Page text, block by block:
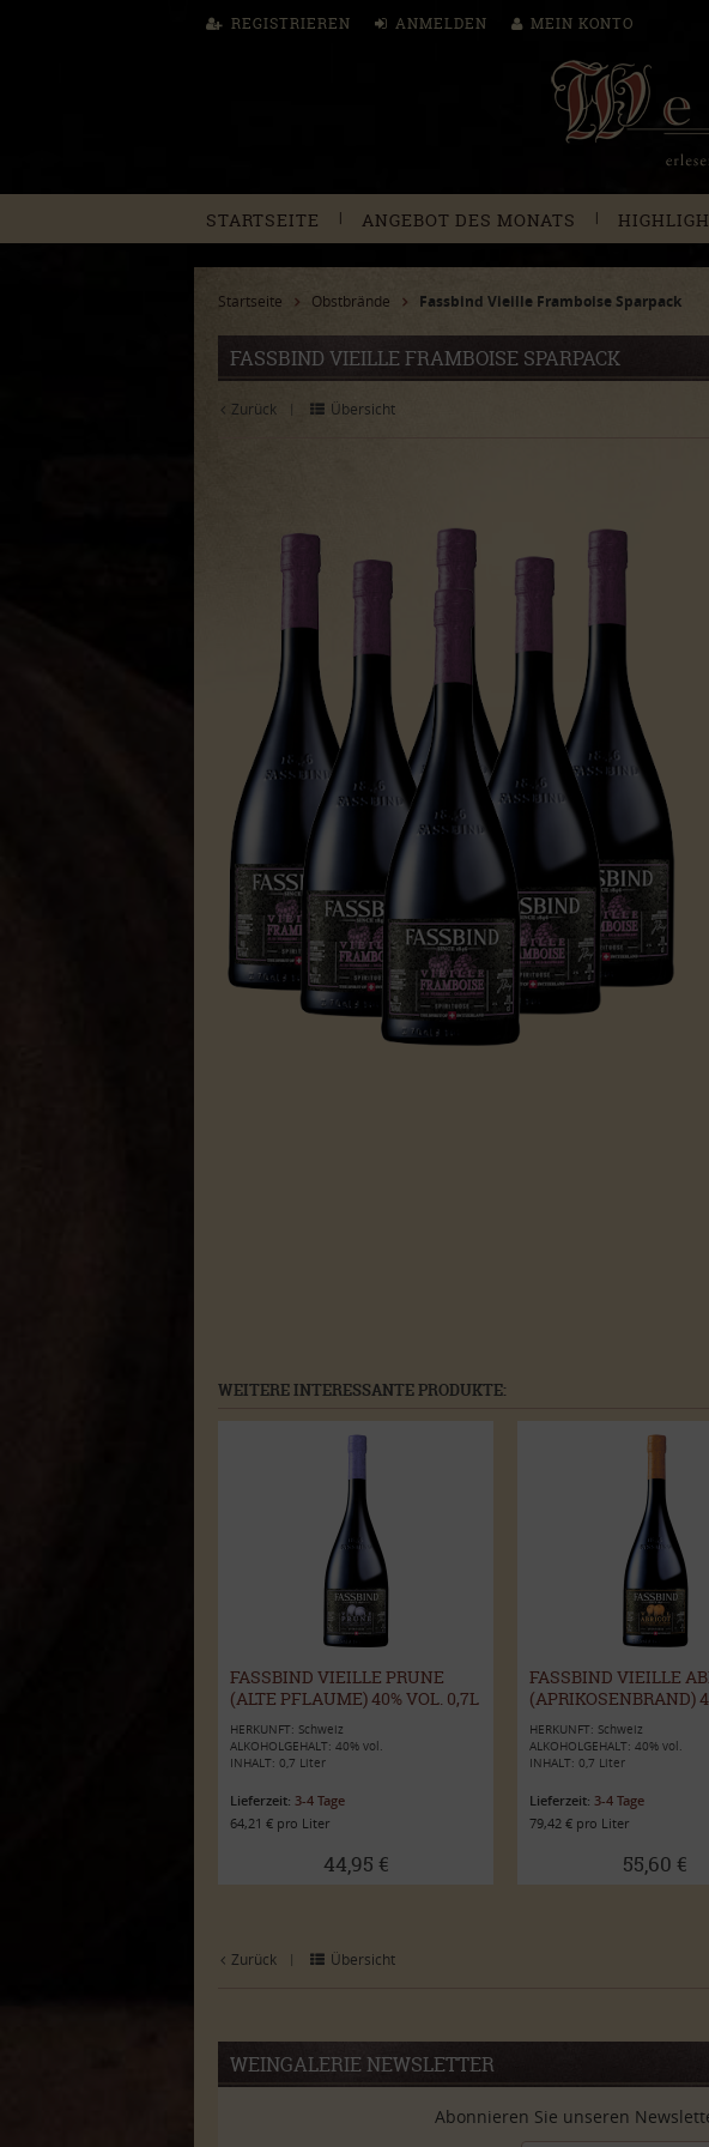
REGISTRIEREN ANMELDEN MEIN KONTO
STARTSEITE | ANGEBOT DES MONATS |
Startseite Obstbrände Fassbind Vieille Framboise Sparpack
FASSBIND VIEILLE FRAMBOISE SPARPACK
Zurück | Übersicht
WEITERE INTERESSANTE PRODUKTE:
FASSBIND VIEILLE PRUNE
(ALTE PFLAUME) 40% VOL. 0,7L
HERKUNFT: Schweiz
ALKOHOLGEHALT: 40% vol.
INHALT: 0,7 Liter
Lieferzeit: 3-4 Tage
64,21 € pro Liter
44,95 €
FASSBIND VIEILLE
(APRIKOSENBRAND)
0,7L
HERKUNFT: Schweiz
ALKOHOLGEHALT: 40% vol.
INHALT: 0,7 Liter
Lieferzeit: 3-4 Tage
79,42 € pro Liter
55,60 €
Zurück | Übersicht
WEINGALERIE NEWSLETTER
Abonnieren Sie unseren